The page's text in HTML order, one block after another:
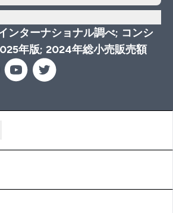
ンターナショナル調べ; コンシ
年版; 2024年総小売販売額